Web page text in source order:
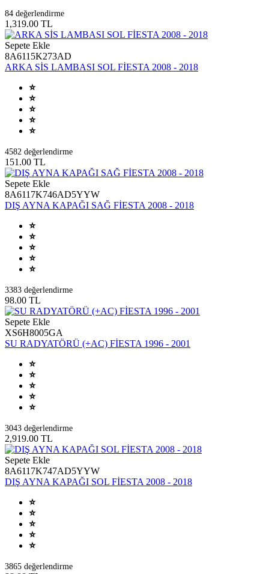
84 değerlendirme
1,319.00 TL
Sepete Ekle
8A6115K273AD
ARKA SİS LAMBASI SOL FİESTA 2008 - 2018
4582 değerlendirme
151.00 TL
Sepete Ekle
8A6117K746AD5YYW
DIŞ AYNA KAPAĞI SAĞ FİESTA 2008 - 2018
3383 değerlendirme
98.00 TL
Sepete Ekle
XS6H8005GA
SU RADYATÖRÜ (+AC) FİESTA 1996 - 2001
3043 değerlendirme
2,919.00 TL
Sepete Ekle
8A6117K747AD5YYW
DIŞ AYNA KAPAĞI SOL FİESTA 2008 - 2018
3865 değerlendirme